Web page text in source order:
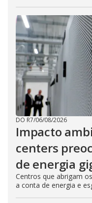
DO R7/06/08/2026
Impacto
centers
de energia
Centros que abrigam
a conta de energia e